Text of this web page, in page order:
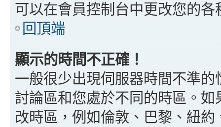
可以在會員控制台中更改您的各
回頂端
顯示的時間不正確！
一般很少出現伺服器時間不準
討論區和您處於不同的時區。
改時區，例如倫敦、巴黎、紐